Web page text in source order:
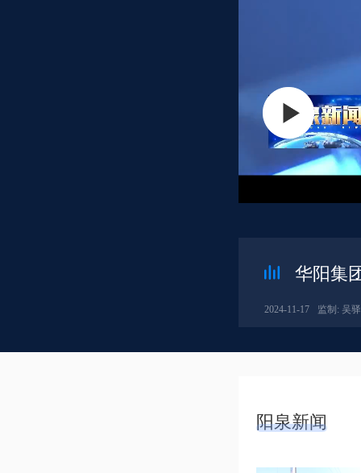
华阳集
2024-11-17 监制: 吴驿
阳泉新闻